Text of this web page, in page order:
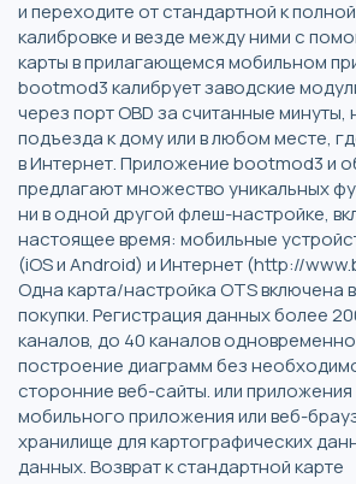
и переходите от стандартной к
калибровке и везде между ними с
карты в прилагающемся мобильном
bootmod3 калибрует заводские
через порт OBD за считанные минуты,
подъезда к дому или в любом месте,
в Интернет. Приложение bootmod3 и
предлагают множество уникальных
ни в одной другой флеш-настройке,
настоящее время: мобильные
(iOS и Android) и Интернет (http://
Одна карта/настройка OTS включена
покупки. Регистрация данных более
каналов, до 40 каналов
построение диаграмм без
сторонние веб-сайты. или
мобильного приложения или веб-
хранилище для картографических
данных. Возврат к стандартной карте